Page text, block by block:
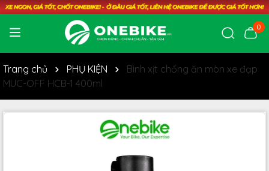
0
Trang chủ PHỤ KIỆN
Bình xịt chống ăn mòn xe đạp
MUC-OFF HCB-1 400ml